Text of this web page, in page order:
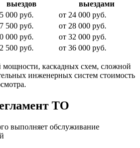
выездов
выездами
000 руб.
от 24 000 руб.
500 руб.
от 28 000 руб.
000 руб.
от 32 000 руб.
500 руб. от 36 000 руб.
мощности, каскадных схем, сложной
инженерных систем стоимость
ТО